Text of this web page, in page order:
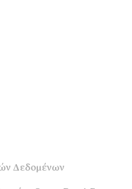
Δεδομένων